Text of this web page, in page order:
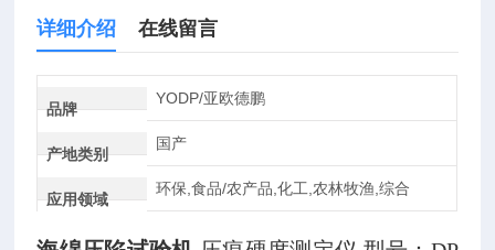
详细介绍 在线留言
品牌
YODP/亚欧德鹏
产地类别
国产
应用领域
环保,食品/农产品,化工,农林牧渔,综合